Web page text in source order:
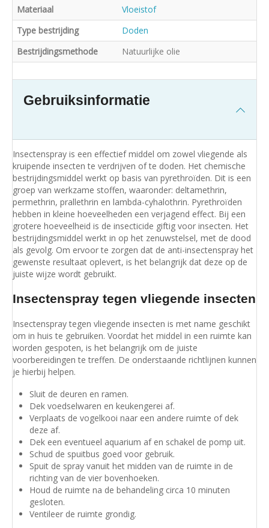
Materiaal
Vloeistof
Type bestrijding
Doden
Bestrijdingsmethode
Natuurlijke olie
Gebruiksinformatie
Insectenspray is een effectief middel om zowel vliegende als
kruipende insecten te verdrijven of te doden. Het chemische
bestrijdingsmiddel werkt op basis van pyrethroïden. Dit is een
groep van werkzame stoffen, waaronder: deltamethrin,
permethrin, prallethrin en lambda-cyhalothrin. Pyrethroïden
hebben in kleine hoeveelheden een verjagend effect. Bij een
grotere hoeveelheid is de insecticide giftig voor insecten. Het
bestrijdingsmiddel werkt in op het zenuwstelsel, met de dood
als gevolg. Om ervoor te zorgen dat de anti-insectenspray het
gewenste resultaat oplevert, is het belangrijk dat deze op de
juiste wijze wordt gebruikt.
Insectenspray tegen vliegende insecten
Insectenspray tegen vliegende insecten is met name geschikt
om in huis te gebruiken. Voordat het middel in een ruimte kan
worden gespoten, is het belangrijk om de juiste
voorbereidingen te treffen. De onderstaande richtlijnen kunnen
je hierbij helpen.
Sluit de deuren en ramen.
Dek voedselwaren en keukengerei af.
Verplaats de vogelkooi naar een andere ruimte of dek
deze af.
Dek een eventueel aquarium af en schakel de pomp uit.
Schud de spuitbus goed voor gebruik.
Spuit de spray vanuit het midden van de ruimte in de
richting van de vier bovenhoeken.
Houd de ruimte na de behandeling circa 10 minuten
gesloten.
Ventileer de ruimte grondig.